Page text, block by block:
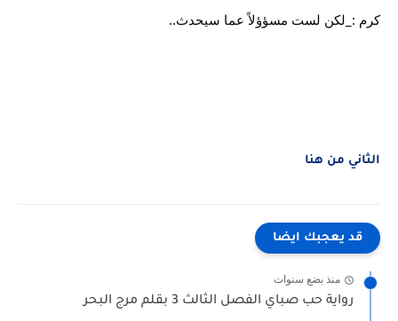
كرم :_لكن لست مسؤؤلاً عما سيحدث..
الثاني من هنا
قد يعجبك ايضا
منذ بضع سنوات
رواية حب صباي الفصل الثالث 3 بقلم مرج البحر